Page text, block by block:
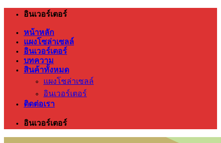
ข้าม
เนื้อหา
อินเวอร์เตอร์
หน้าหลัก
แผงโซล่าเซลล์
อินเวอร์เตอร์
บทความ
สินค้าทั้งหมด
แผงโซล่าเซลล์
อินเวอร์เตอร์
ติดต่อเรา
อินเวอร์เตอร์